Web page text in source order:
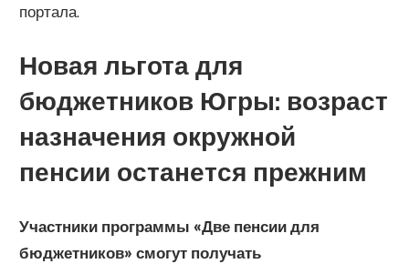
портала.
Новая льгота для
бюджетников Югры: возраст
назначения окружной
пенсии останется прежним
Участники программы «Две пенсии для
бюджетников» смогут получать